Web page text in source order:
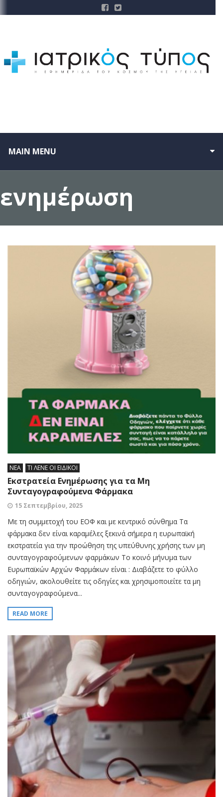
MAIN MENU
ενημέρωση
ΝΕΑ ΤΙ ΛΕΝΕ ΟΙ ΕΙΔΙΚΟΙ
Εκστρατεία Ενημέρωσης για τα Μη
Συνταγογραφούμενα Φάρμακα
15 Σεπτεμβρίου, 2025
Με τη συμμετοχή του ΕΟΦ και με κεντρικό σύνθημα Τα
φάρμακα δεν είναι καραμέλες ξεκινά σήμερα η ευρωπαϊκή
εκστρατεία για την προώθηση της υπεύθυνης χρήσης των μη
συνταγογραφούμενων φαρμάκων Το κοινό μήνυμα των
Ευρωπαϊκών Αρχών Φαρμάκων είναι : Διαβάζετε το φύλλο
οδηγιών, ακολουθείτε τις οδηγίες και χρησιμοποιείτε τα μη
συνταγογραφούμενα...
READ MORE